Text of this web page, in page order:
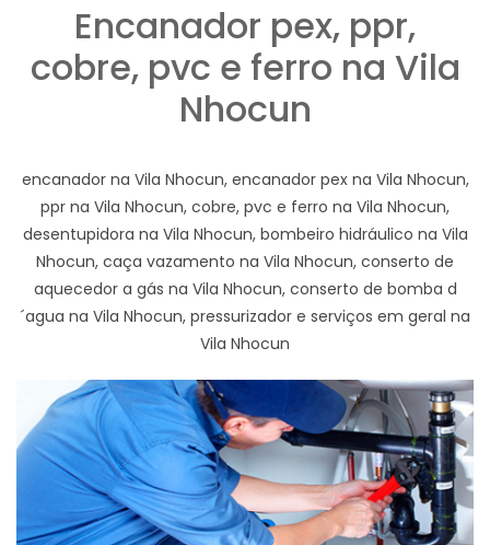
Encanador pex, ppr,
cobre, pvc e ferro na Vila
Nhocun
encanador na Vila Nhocun, encanador pex na Vila Nhocun,
ppr na Vila Nhocun, cobre, pvc e ferro na Vila Nhocun,
desentupidora na Vila Nhocun, bombeiro hidráulico na Vila
Nhocun, caça vazamento na Vila Nhocun, conserto de
aquecedor a gás na Vila Nhocun, conserto de bomba d
´agua na Vila Nhocun, pressurizador e serviços em geral na
Vila Nhocun